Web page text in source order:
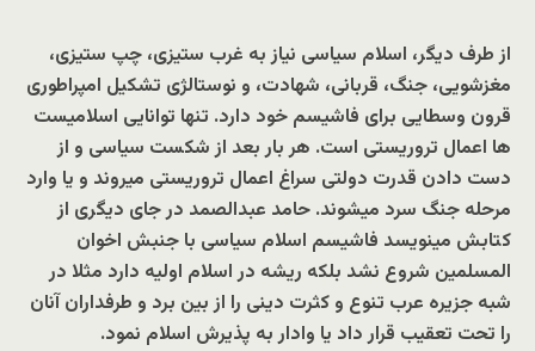
از طرف دیگر، اسلام سیاسی نیاز به غرب ستیزی، چپ ستیزی،
مغزشویی، جنگ، قربانی، شهادت، و نوستالژی تشکیل امپراطوری
قرون وسطایی برای فاشیسم خود دارد. تنها توانایی اسلامیست
ها اعمال تروریستی است. هر بار بعد از شکست سیاسی و از
دست دادن قدرت دولتی سراغ اعمال تروریستی میروند و یا وارد
مرحله جنگ سرد میشوند. حامد عبدالصمد در جای دیگری از
کتابش مینویسد فاشیسم اسلام سیاسی با جنبش اخوان
المسلمین شروع نشد بلکه ریشه در اسلام اولیه دارد مثلا در
شبه جزیره عرب تنوع و کثرت دینی را از بین برد و طرفداران آنان
را تحت تعقیب قرار داد یا وادار به پذیرش اسلام نمود.